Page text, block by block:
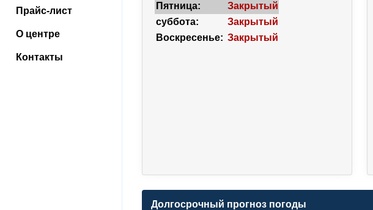
Прайс-лист
О центре
Контакты
Пятница:
Закрытый
суббота:
Закрытый
Воскресенье: Закрытый
Долгосрочный прогноз погоды